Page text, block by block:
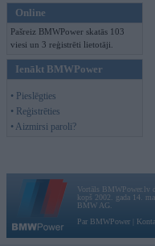
Online
Pašreiz BMWPower skatās 103
viesi un 3 reģistrēti lietotāji.
Ienākt BMWPower
• Pieslēgties
• Reģistrēties
• Aizmirsi paroli?
Vortāls BMWPower.lv
kopš 2002. gada 14.
BMW AG.
Par BMWPower